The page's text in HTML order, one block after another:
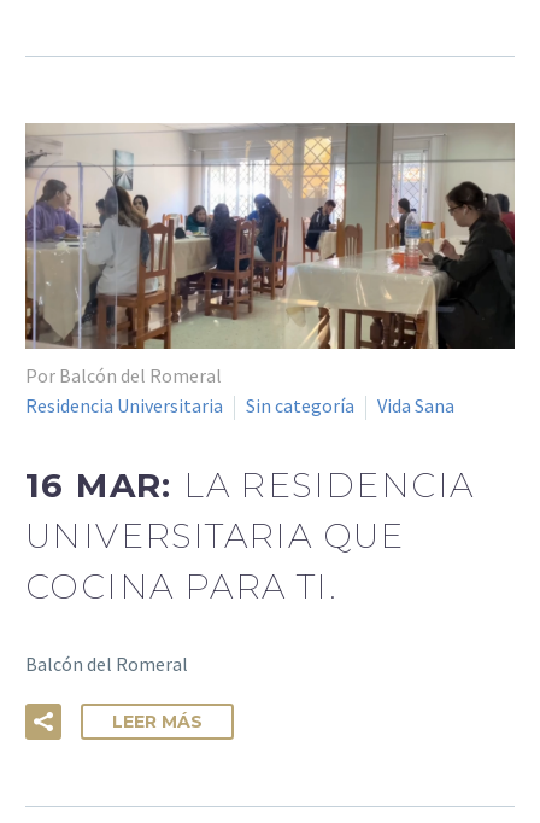
Por Balcón del Romeral
Residencia Universitaria
Sin categoría Vida Sana
16 MAR: LA RESIDENCIA
UNIVERSITARIA QUE
COCINA PARA TI.
Balcón del Romeral
LEER MÁS